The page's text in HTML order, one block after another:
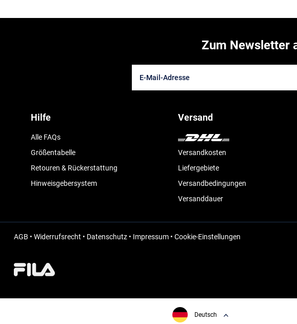
Zum Newsletter
Hilfe
Alle FAQs
Größentabelle
Retouren & Rückerstattung
Hinweisgebersystem
Versand
Versandkosten
Liefergebiete
Versandbedingungen
Versanddauer
AGB • Widerrufsrecht • Datenschutz• Impressum• Cookie-Einstellungen
Deutsch